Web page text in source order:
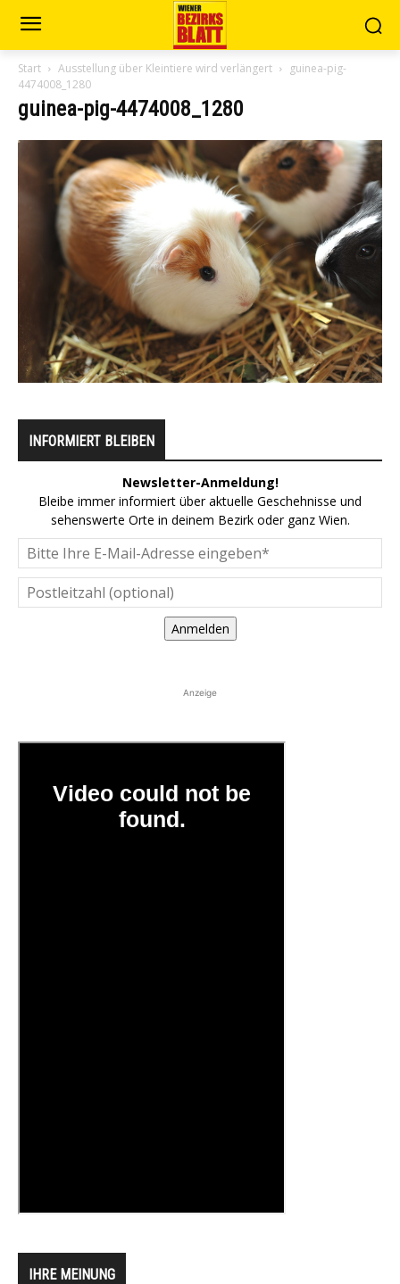
Start Ausstellung über Kleintiere wird verlängert
guinea-pig-
4474008_1280
guinea-pig-4474008_1280
INFORMIERT BLEIBEN
Newsletter-Anmeldung!
Bleibe immer informiert über aktuelle Geschehnisse und
sehenswerte Orte in deinem Bezirk oder ganz Wien.
Anmelden
Anzeige
IHRE MEINUNG